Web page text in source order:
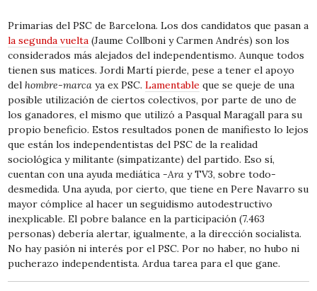
Primarias del PSC de Barcelona. Los dos candidatos que pasan a
la segunda vuelta (Jaume Collboni y Carmen Andrés) son los
considerados más alejados del independentismo. Aunque todos
tienen sus matices. Jordi Martí pierde, pese a tener el apoyo
delhombre-marca ya ex PSC.Lamentable que se queje de una
posible utilización de ciertos colectivos, por parte de uno de
los ganadores, el mismo que utilizó a Pasqual Maragall para su
propio beneficio. Estos resultados ponen de manifiesto lo lejos
que están los independentistas del PSC de la realidad
sociológica y militante (simpatizante) del partido. Eso sí,
cuentan con una ayuda mediática -Ara y TV3, sobre todo-
desmedida. Una ayuda, por cierto, que tiene en Pere Navarro su
mayor cómplice al hacer un seguidismo autodestructivo
inexplicable. El pobre balance en la participación (7.463
personas) debería alertar, igualmente, a la dirección socialista.
No hay pasión ni interés por el PSC. Por no haber, no hubo ni
pucherazo independentista. Ardua tarea para el que gane.